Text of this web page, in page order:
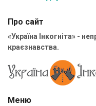
Про сайт
«Україна Інкогніта» -
краєзнавства.
Меню